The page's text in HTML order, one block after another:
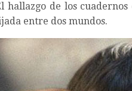
de los cuadernos
entre dos mundos.